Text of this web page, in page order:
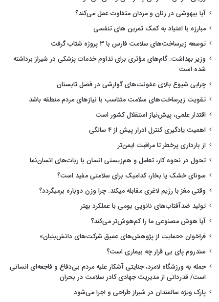
آیا بیهوشی در زنان و مردان متفاوت عمل می‌کند؟
مبارزه با اعتیاد به کمک تمرین های تنفسی
توسعه زیرساخت‌های سلامت فارس با ۳ پروژه شتاب گرفت
وزیر بهداشت: گام‌های مؤثری برای تداوم خدمات پزشکی در شیراز برداشته
شده است
چرایی شیوع بالای عفونت‌های گوارشی در فصل تابستان
تقویت زیرساخت‌های سلامت متناسب با نیازهای مردم منطقه باشد
اقتدار علمی، پیش‌نیاز استقلال کشور است
اهمیت یادگیری کنترل ادرار پیش از ۴ سالگی
از بارداری پرخطر تا مراقبت ایمن‌تر
تحول در نحوه کار، تعامل و هم‌زیستی انسان با ربات‌های انسان‌نما
سونای خشک یا بخار، کدامیک برای سلامتی مفید است؟
وقتی مغز با رژیم لاغری مقابله میکند: چرا وزن دوباره برمیگردد؟
تولید ضدآفتاب‌های نانویی بومی با عملکرد بهتر
آیا هوش مصنوعی ما را کم‌هوش‌تر می‌کند؟
فراخوان «حمایت از پژوهش‌های عمیق شرکت‌های دانش‌بنیان»
سندروم پای بی قرار چه بیماری است؟
حمله به ورزشگاه لامرد، جنایتی آشکار علیه مردم بی‌دفاع و فاجعه‌ای انسانی
است/ قدردانی از مدیریت جهادی کادر سلامت در بحران
پارک ویژه سالمندان در شیراز طراحی و اجرا می‌شود